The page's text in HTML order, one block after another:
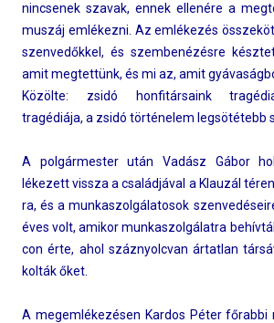
nincsenek szavak, ennek ellenére a
muszáj emlékezni. Az emlékezés
szen­vedők­kel, és szem­benézés­re
amit meg­tettünk, és mi az, amit
Közölte: zsidó hon­fitár­saink
tragédiája, a zsidó történelem legsötétebb
A pol­gármest­er után Vadász Gábor
lékezett vissza a családjával a Klauzál
ra, és a mun­kaszol­gálatosok
éves volt, amikor mun­kaszol­gálat­ra
con érte, ahol száz­nyolcvan ártat­lan
kolták őket.
A megem­lékezés­en Kar­dos Péter